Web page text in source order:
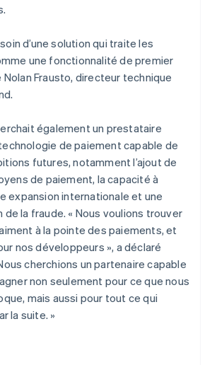
d’une solution qui traite les
une fonctionnalité de premier
Nolan Frausto, directeur technique
également un prestataire
de paiement capable de
futures, notamment l’ajout de
de paiement, la capacité à
expansion internationale et une
la fraude. « Nous voulions trouver
à la pointe des paiements, et
nos développeurs », a déclaré
cherchions un partenaire capable
non seulement pour ce que nous
mais aussi pour tout ce qui
la suite. »